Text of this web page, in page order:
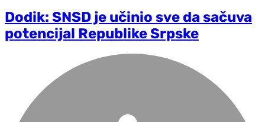
Dodik: SNSD je učinio sve da sačuva
potencijal Republike Srpske